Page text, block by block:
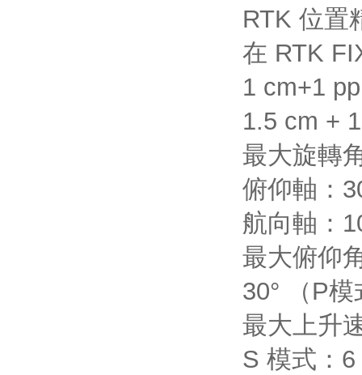
RTK 位置
在 RTK
1 cm+1
1.5 cm +
最大旋轉
俯仰軸：
航向軸：
最大俯仰
30° （P
最大上升
S 模式：